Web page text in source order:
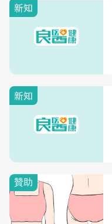
新知
新知